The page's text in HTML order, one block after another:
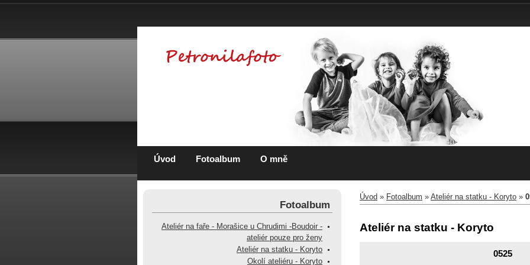
Úvod Fotoalbum O mně
Úvod » Fotoalbum » Ateliér na statku - Koryto »
Ateliér na statku - Koryto
0525
Fotoalbum
Ateliér na faře - Morašice u Chrudimi -Boudoir -
ateliér pouze pro ženy
Ateliér na statku - Koryto
Okolí ateliéru - Koryto